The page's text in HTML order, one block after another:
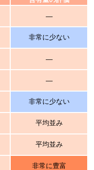
―
非常に少ない
―
―
非常に少ない
平均並み
平均並み
非常に豊富